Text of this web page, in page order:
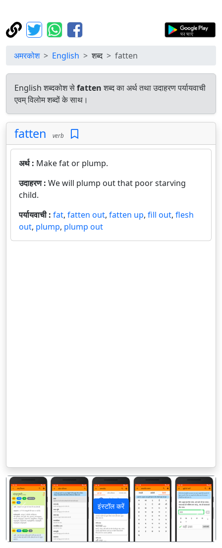
अमरकोश English शब्द fatten
English शब्दकोश सेfattenशब्द का अर्थ तथा उदाहरण पर्यायवाची
एवम् विलोम शब्दों के साथ।
fatten verb
अर्थ : Make fat or plump.
उदाहरण : We will plump out that poor starving
child.
पर्यायवाची : fat, fatten out, fatten up, fill out, flesh
out, plump, plump out
इंस्टॉल करें
पिछला अगला